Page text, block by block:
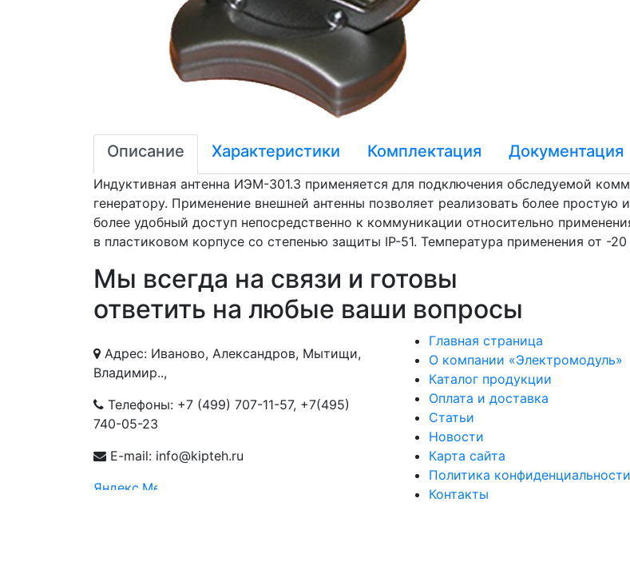
Описание Характеристики Комплектация Документация
Индуктивная антенна ИЭМ-301.3 применяется для подключения обследуемой
генератору. Применение внешней антенны позволяет реализовать более
более удобный доступ непосредственно к коммуникации относительно
в пластиковом корпусе со степенью защиты IP-51. Температура применения от -
Мы всегда на связи и готовы
ответить на любые ваши вопросы
Адрес: Иваново, Александров, Мытищи,
Владимир..,
Телефоны: +7 (499) 707-11-57, +7(495)
740-05-23
E-mail: info@kipteh.ru
Главная страница
О компании «Электромодуль»
Каталог продукции
Оплата и доставка
Статьи
Новости
Карта сайта
Политика конфиденциальности
Контакты